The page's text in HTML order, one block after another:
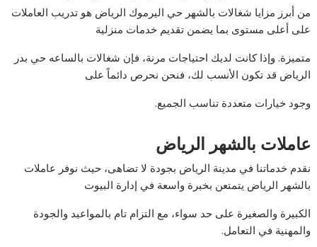
من أبرز مزايا شغالات بالشهر حي اليرموك الرياض هو تدريب العاملات
على أعلى مستوى بما يضمن تقديم خدمات منزلية
متميزة. وإذا كانت لديك احتياجات مرنة، فإن شغالات بالساعه حي بدر
الرياض قد تكون الأنسب لك، فنحن نحرص دائماً على
وجود خيارات متعددة تناسب الجميع.
عاملات بالشهر الرياض
نقدم خدماتنا في مدينة الرياض بجودة لا تضاهى، حيث نوفر عاملات
بالشهر الرياض يتمتعن بخبرة واسعة في إدارة البيوت
الكبيرة والصغيرة على حد سواء، مع التزام تام بالمواعيد والجودة
والمهنية في التعامل.